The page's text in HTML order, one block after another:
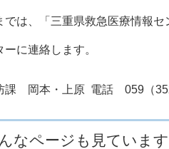
、「三重県救急医療情報セ
に連絡します。
課 岡本・上原 電話 059（
なページも見ています